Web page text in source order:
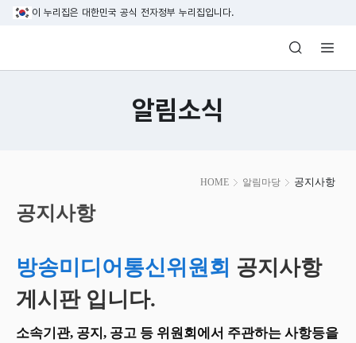
본문 바로가기
이 누리집은 대한민국 공식 전자정부 누리집입니다.
방송미디어통신위원회 Korea Media
알림소식
HOME 알림마당 공지사항
시
작
공지사항
방송미디어통신위원회 공지사항
게시판 입니다.
소속기관, 공지, 공고 등 위원회에서 주관하는 사항등을